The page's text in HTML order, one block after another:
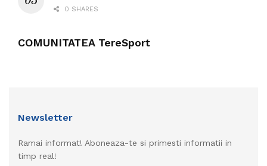
0 SHARES
COMUNITATEA TereSport
Newsletter
Ramai informat! Aboneaza-te si primesti informatii in
timp real!